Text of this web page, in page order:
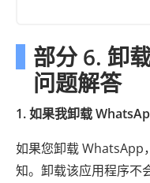
部分 6. 卸
问题解答
1. 如果我卸载
如果您卸载 WhatsApp
知。卸载该应用程序不